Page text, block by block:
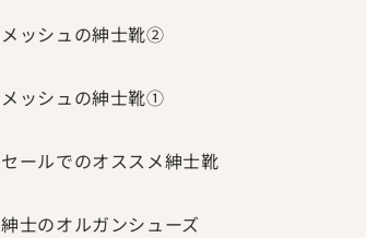
メッシュの紳士靴②
メッシュの紳士靴①
セールでのオススメ紳士靴
紳士のオルガンシューズ